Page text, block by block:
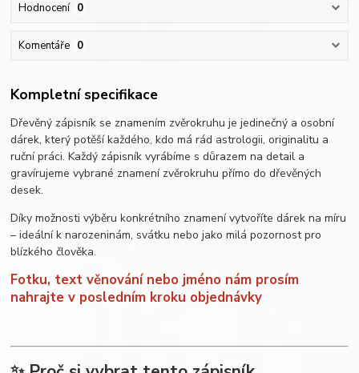
Hodnocení 0
Komentáře 0
Kompletní specifikace
Dřevěný zápisník se znamením zvěrokruhu je jedinečný a osobní
dárek, který potěší každého, kdo má rád astrologii, originalitu a
ruční práci. Každý zápisník vyrábíme s důrazem na detail a
gravírujeme vybrané znamení zvěrokruhu přímo do dřevěných
desek.
Díky možnosti výběru konkrétního znamení vytvoříte dárek na míru
– ideální k narozeninám, svátku nebo jako milá pozornost pro
blízkého člověka.
Fotku, text věnování nebo jméno nám prosím
nahrajte v posledním kroku objednávky